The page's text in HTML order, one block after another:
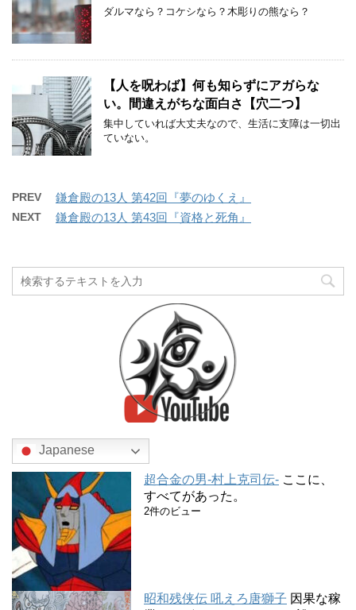
ダルマなら？コケシなら？木彫りの熊なら？
【人を呪わば】何も知らずにアガらな
い。間違えがちな面白さ【穴二つ】
集中していれば大丈夫なので、生活に支障は一切出
ていない。
PREV 鎌倉殿の13人 第42回『夢のゆくえ』
NEXT 鎌倉殿の13人 第43回『資格と死角』
Japanese
超合金の男-村上克司伝- ここに、
すべてがあった。
2件のビュー
昭和残侠伝 吼えろ唐獅子 因果な稼